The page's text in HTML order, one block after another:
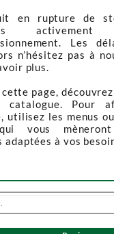
en rupture de
Les
n’hésitez pas à
plus.
cette page,
catalogue. Pour
utilisez les menus
vous
adaptées à vos